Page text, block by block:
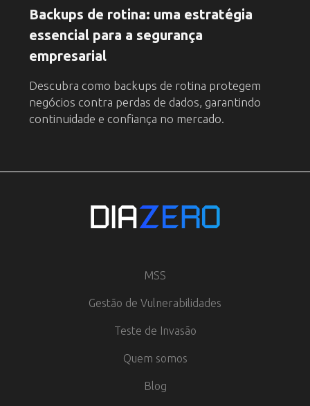
Backups de rotina: uma estratégia
essencial para a segurança
empresarial
Descubra como backups de rotina protegem
negócios contra perdas de dados, garantindo
continuidade e confiança no mercado.
MSS
Gestão de Vulnerabilidades
Teste de Invasão
Quem somos
Blog